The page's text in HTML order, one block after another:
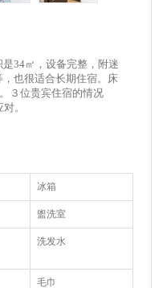
34㎡，设备完整，附迷
也很适合长期住宿。床
３位贵宾住宿的情况
。
冰箱
盥洗室
洗发水
毛巾